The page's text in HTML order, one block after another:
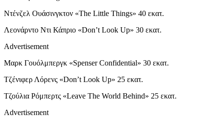
Ντένζελ Ουάσινγκτον «The Little Things» 40 εκατ.
Λεονάρντο Ντι Κάπριο «Don’t Look Up» 30 εκατ.
Advertisement
Μαρκ Γουόλμπεργκ «Spenser Confidential» 30 εκατ.
Τζένιφερ Λόρενς «Don’t Look Up» 25 εκατ.
Τζούλια Ρόμπερτς «Leave The World Behind» 25 εκατ.
Advertisement